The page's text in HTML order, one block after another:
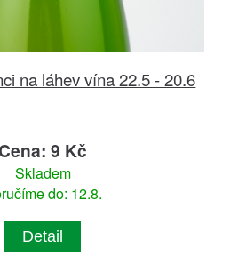
na láhev vína 22.5 - 20.6
Cena: 9 Kč
Skladem
do: 12.8.
Detail